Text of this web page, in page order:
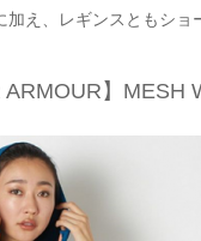
加え、レギンスともシ
】MESH